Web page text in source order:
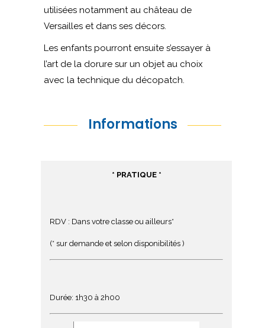
utilisées notamment au château de
Versailles et dans ses décors.
Les enfants pourront ensuite s’essayer à
l’art de la dorure sur un objet au choix
avec la technique du décopatch.
Informations
* PRATIQUE *
RDV : Dans votre classe ou ailleurs*
(* sur demande et selon disponibilités )
Durée: 1h30 à 2h00